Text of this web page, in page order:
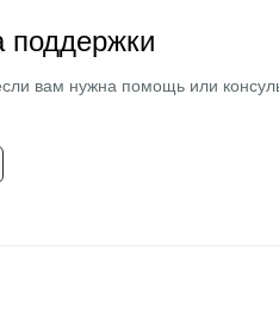
поддержки
вам нужна помощь или